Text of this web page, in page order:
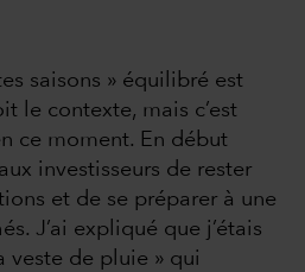
saisons » équilibré est
le contexte, mais c’est
ce moment. En début
investisseurs de rester
et de se préparer à une
J’ai expliqué que j’étais
veste de pluie » qui